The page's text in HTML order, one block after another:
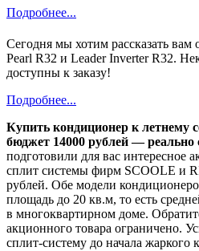
Подробнее...
Сегодня мы хотим рассказать
Pearl R32 и Leader Inverter R32.
доступны к заказу!
Подробнее...
Купить кондиционер к летнему
бюджет 14000 рублей — реально
подготовили для вас интересное
сплит системы фирм SCOOLE и
рублей. Обе модели
площадь до 20 кв.м, то есть
в многоквартирном доме.
акционного товара ограничено.
сплит-систему до начала жаркого